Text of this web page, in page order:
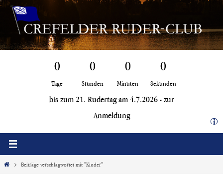
Zum
Inhalt
springen
0
Tage
0
Stunden
0
Minuten
0
Sekunden
bis zum 21. Rudertag am 4.7.2026 - zur
Anmeldung
i
Start Beiträge verschlagwortet mit "Kinder"